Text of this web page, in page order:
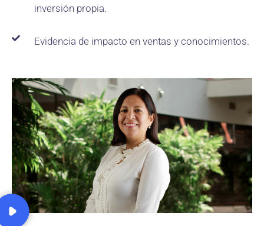
inversión propia.
Evidencia de impacto en ventas y conocimientos.